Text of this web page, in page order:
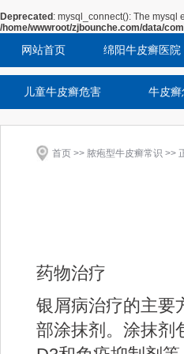
Deprecated : mysql_connect(): The mysql
/home/wwwroot/zjbounche.com/data/
网站首页 绵阳牛皮癣医院
儿童牛皮癣危害 牛皮癣
首页 >> 脓疱型牛皮癣常识 >>
药物治疗
银屑病治疗的主要
部涂抹剂。涂抹剂